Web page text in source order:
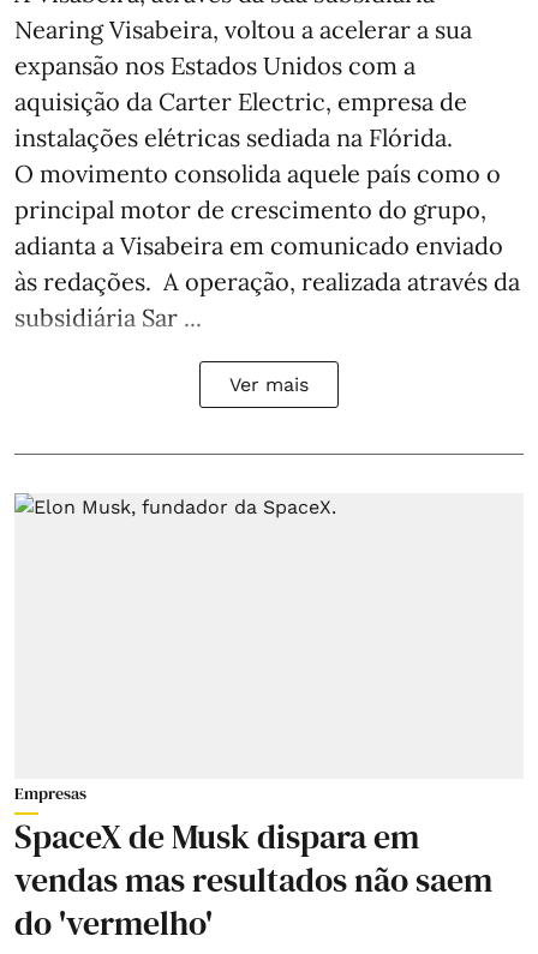
Nearing Visabeira, voltou a acelerar a sua
expansão nos Estados Unidos com a
aquisição da Carter Electric, empresa de
instalações elétricas sediada na Flórida.
O movimento consolida aquele país como o
principal motor de crescimento do grupo,
adianta a Visabeira em comunicado enviado
às redações. A operação, realizada através da
subsidiária Sar ...
Ver mais
Empresas
SpaceX de Musk dispara em
vendas mas resultados não saem
do 'vermelho'